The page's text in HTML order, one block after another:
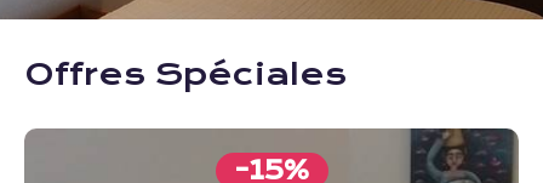
Offres Spéciales
-15%